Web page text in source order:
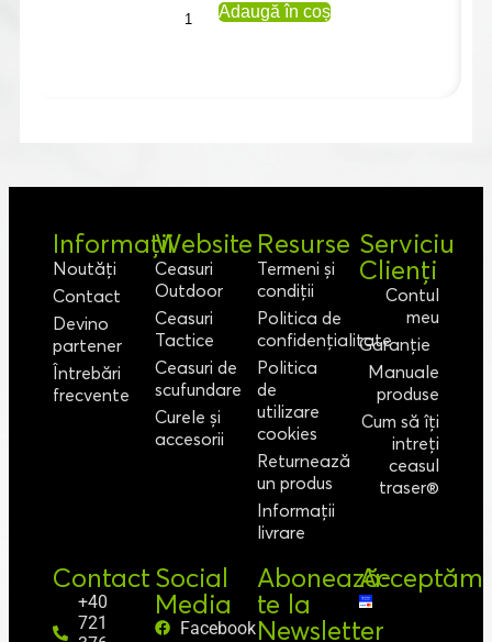
Adaugă în coș
Informații
Noutăți
Contact
Devino
partener
Întrebări
frecvente
Website
Ceasuri
Outdoor
Ceasuri
Tactice
Ceasuri de
scufundare
Curele și
accesorii
Resurse
Termeni și
condiții
Politica de
confidențialitate
Politica
de
utilizare
cookies
Returnează
un produs
Informații
livrare
Serviciu
Clienți
Contul
meu
Garanție
Manuale
produse
Cum să îți
intreți
ceasul
traser®
Contact
+40
721
Social
Media
Facebook
Abonează-
te la
Newsletter
Acceptăm